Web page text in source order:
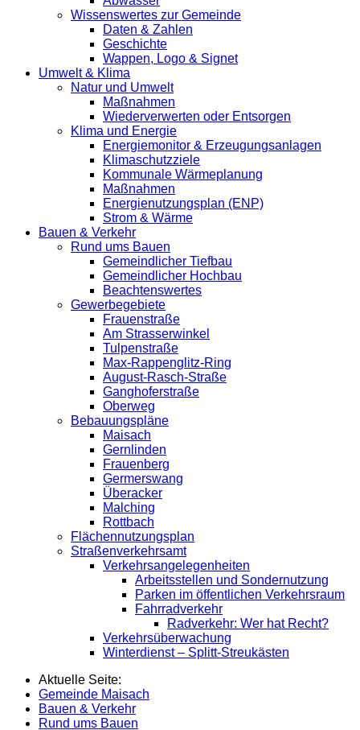
Wissenswertes zur Gemeinde
Daten & Zahlen
Geschichte
Wappen, Logo & Signet
Umwelt & Klima
Natur und Umwelt
Maßnahmen
Wiederverwerten oder Entsorgen
Klima und Energie
Energiemonitor & Erzeugungsanlagen
Klimaschutzziele
Kommunale Wärmeplanung
Maßnahmen
Energienutzungsplan (ENP)
Strom & Wärme
Bauen & Verkehr
Rund ums Bauen
Gemeindlicher Tiefbau
Gemeindlicher Hochbau
Beachtenswertes
Gewerbegebiete
Frauenstraße
Am Strasserwinkel
Tulpenstraße
Max-Rappenglitz-Ring
August-Rasch-Straße
Ganghoferstraße
Oberweg
Bebauungspläne
Maisach
Gernlinden
Frauenberg
Germerswang
Überacker
Malching
Rottbach
Flächennutzungsplan
Straßenverkehrsamt
Verkehrsangelegenheiten
Arbeitsstellen und Sondernutzung
Parken im öffentlichen Verkehrsraum
Fahrradverkehr
Radverkehr: Wer hat Recht?
Verkehrsüberwachung
Winterdienst – Splitt-Streukästen
Aktuelle Seite:
Gemeinde Maisach
Bauen & Verkehr
Rund ums Bauen